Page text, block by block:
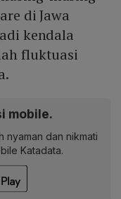
di Jawa
kendala
fluktuasi
mobile.
nyaman dan nikmati
Katadata.